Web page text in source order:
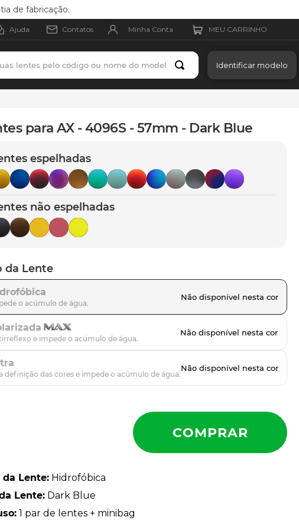
de fabricação.
Ajuda Contatos Minha Conta
lentes pelo código ou nome do modelo
Identificar modelo
para AX - 4096S - 57mm - Dark Blue
espelhadas
não espelhadas
da Lente
da Lente: Hidrofóbica
Lente: Dark Blue
: 1 par de lentes + minibag